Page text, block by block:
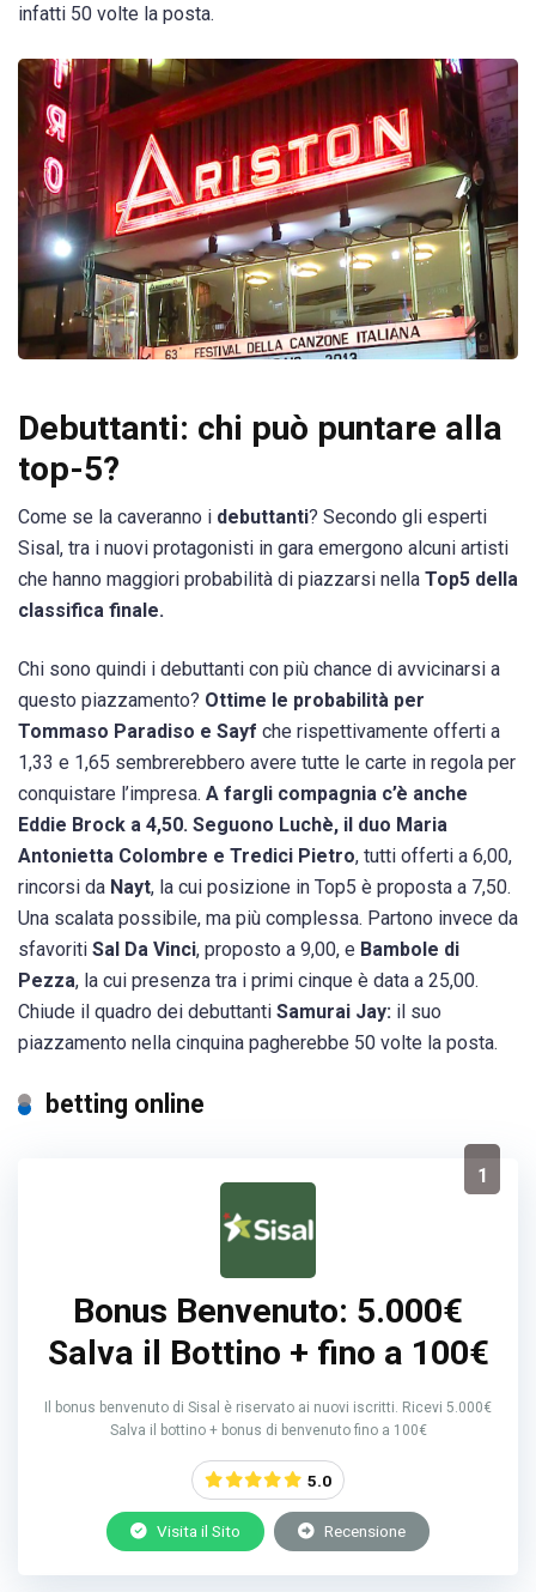
infatti 50 volte la posta.
Debuttanti: chi può puntare alla
top-5?
Come se la caveranno i debuttanti? Secondo gli esperti
Sisal, tra i nuovi protagonisti in gara emergono alcuni artisti
che hanno maggiori probabilità di piazzarsi nella Top5 della
classifica finale.
Chi sono quindi i debuttanti con più chance di avvicinarsi a
questo piazzamento? Ottime le probabilità per
Tommaso Paradiso e Sayf che rispettivamente offerti a
1,33 e 1,65 sembrerebbero avere tutte le carte in regola per
conquistare l’impresa. A fargli compagnia c’è anche
Eddie Brock a 4,50. Seguono Luchè, il duo Maria
Antonietta Colombre e Tredici Pietro, tutti offerti a 6,00,
rincorsi da Nayt, la cui posizione in Top5 è proposta a 7,50.
Una scalata possibile, ma più complessa. Partono invece da
sfavoriti Sal Da Vinci, proposto a 9,00, e Bambole di
Pezza, la cui presenza tra i primi cinque è data a 25,00.
Chiude il quadro dei debuttanti Samurai Jay: il suo
piazzamento nella cinquina pagherebbe 50 volte la posta.
betting online
1
Bonus Benvenuto: 5.000€
Salva il Bottino + fino a 100€
Il bonus benvenuto di Sisal è riservato ai nuovi iscritti. Ricevi 5.000€
Salva il bottino + bonus di benvenuto fino a 100€
5.0
Visita il Sito Recensione